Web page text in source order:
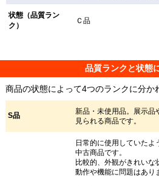
状態（品質ラン
ク）
Ｃ品
品質ランクと状態
商品の状態によって4つのランクに分か
S品
新品・未使用品。展示品
見られる商品です。
日常的に使用していたよ
中古商品です。
比較的、外観がきれいな
動作や機能に問題はあり